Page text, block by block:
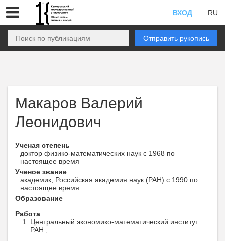
ВХОД RU
Отправить рукопись
Макаров Валерий
Леонидович
Ученая степень
доктор физико-математических наук с 1968 по
настоящее время
Ученое звание
академик, Российская академия наук (РАН) с 1990 по
настоящее время
Образование
Работа
Центральный экономико-математический институт
РАН ,